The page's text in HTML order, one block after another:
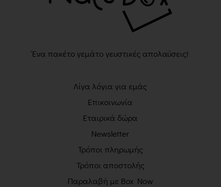
Ένα πακέτο γεμάτο γευστικές απολαύσεις!
Λίγα λόγια για εμάς
Επικοινωνία
Εταιρικά δώρα
Newsletter
Τρόποι πληρωμής
Τρόποι αποστολής
Παραλαβή με Box Now